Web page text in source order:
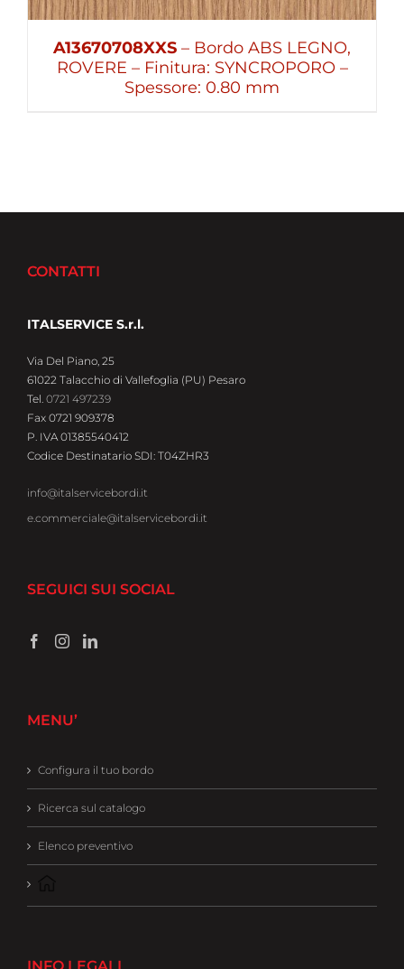
A13670708XXS – Bordo ABS LEGNO,
ROVERE – Finitura: SYNCROPORO –
Spessore: 0.80 mm
CONTATTI
ITALSERVICE S.r.l.
Via Del Piano, 25
61022 Talacchio di Vallefoglia (PU) Pesaro
Tel. 0721 497239
Fax 0721 909378
P. IVA 01385540412
Codice Destinatario SDI: T04ZHR3
info@italservicebordi.it
e.commerciale@italservicebordi.it
SEGUICI SUI SOCIAL
MENU’
Configura il tuo bordo
Ricerca sul catalogo
Elenco preventivo